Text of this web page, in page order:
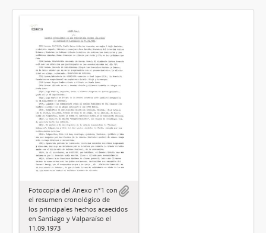
Fotocopia del Anexo n°1 con
el resumen cronológico de
los principales hechos acaecidos
en Santiago y Valparaíso el
11.09.1973